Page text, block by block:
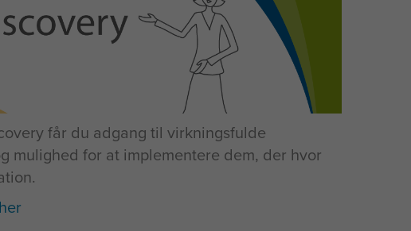
får du adgang til virkningsfulde
mulighed for at implementere dem, der hvor
her